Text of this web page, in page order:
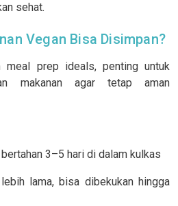
sehat.
Vegan Bisa Disimpan?
meal prep ideals, penting untuk
makanan agar tetap aman
3–5 hari di dalam kulkas
lama, bisa dibekukan hingga